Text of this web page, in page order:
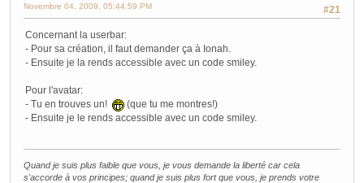
#21
Novembre 04, 2009, 05:44:59 PM
Concernant la userbar:
- Pour sa création, il faut demander ça à Ionah.
- Ensuite je la rends accessible avec un code smiley.
Pour l'avatar:
- Tu en trouves un!
(que tu me montres!)
- Ensuite je le rends accessible avec un code smiley.
Quand je suis plus faible que vous, je vous demande la liberté car cela
s'accorde à vos principes; quand je suis plus fort que vous, je prends votre